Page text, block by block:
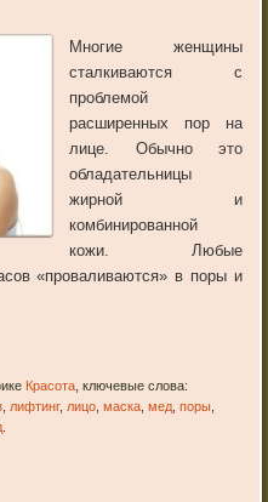
Многие женщины
сталкиваются с
проблемой
расширенных пор на
лице. Обычно это
обладательницы
жирной и
комбинированной
кожи. Любые
«проваливаются» в поры и
Красота , ключевые слова:
лифтинг, лицо ,маска ,мед ,поры